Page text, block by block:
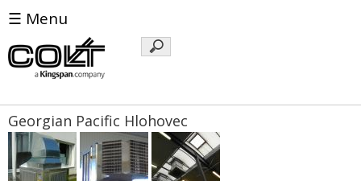
☰ Menu
Klíčová
slova
Georgian Pacific Hlohovec